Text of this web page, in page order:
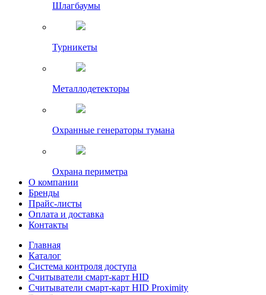
Шлагбаумы
Турникеты
Металлодетекторы
Охранные генераторы тумана
Охрана периметра
О компании
Бренды
Прайс-листы
Оплата и доставка
Контакты
Главная
Каталог
Система контроля доступа
Считыватели смарт-карт HID
Считыватели смарт-карт HID Proximity